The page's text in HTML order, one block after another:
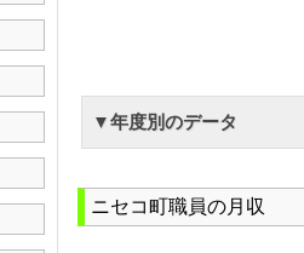
▼年度別のデータ
ニセコ町職員の月収